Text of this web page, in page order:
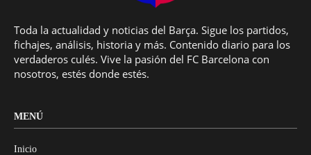
Toda la actualidad y noticias del Barça. Sigue los partidos,
fichajes, análisis, historia y más. Contenido diario para los
verdaderos culés. Vive la pasión del FC Barcelona con
nosotros, estés donde estés.
MENÚ
Inicio